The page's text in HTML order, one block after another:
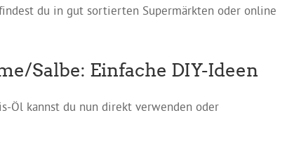
du in gut sortierten Supermärkten oder online
Salbe: Einfache DIY-Ideen
Öl kannst du nun direkt verwenden oder